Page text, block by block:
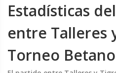
Estadísticas
entre Talleres
Torneo